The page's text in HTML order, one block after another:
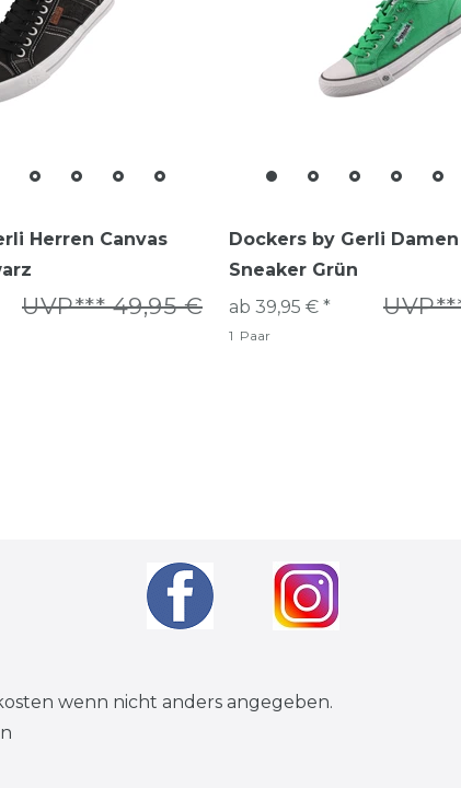
Herren Canvas
UVP*** 49,95 €
Dockers by Gerli
Sneaker Grün
ab 39,95 € *
1 Paar
wenn nicht anders angegeben.